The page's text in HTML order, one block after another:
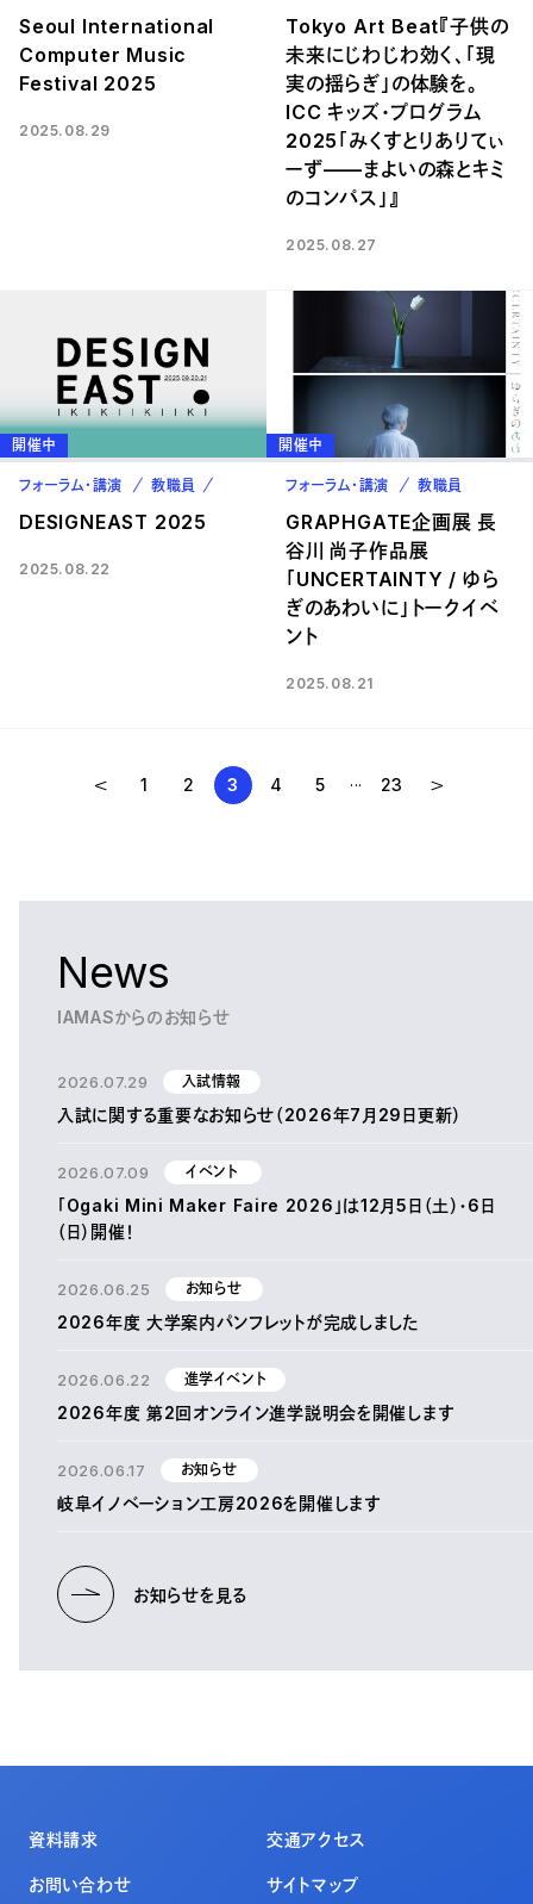
Seoul International
Computer Music
Festival 2025
2025.08.29
Tokyo Art Beat『子供の
未来にじわじわ効く、「現
実の揺らぎ」の体験を。
ICC キッズ・プログラム
2025「みくすとりありてぃ
ーず——まよいの森とキミ
のコンパス」』
2025.08.27
開催中
フォーラム・講演 教職員
DESIGNEAST 2025
2025.08.22
開催中
フォーラム・講演 教職員
GRAPHGATE企画展 長
谷川 尚子作品展
「UNCERTAINTY / ゆら
ぎのあわいに」トークイベ
ント
2025.08.21
1 2 3 4 5 ... 23
News
IAMASからのお知らせ
2026.07.29 入試情報
入試に関する重要なお知らせ（2026年7月29日更新）
2026.07.09 イベント
「Ogaki Mini Maker Faire 2026」は12月5日（土）・6日
（日）開催！
2026.06.25 お知らせ
2026年度 大学案内パンフレットが完成しました
2026.06.22 進学イベント
2026年度 第2回オンライン進学説明会を開催します
2026.06.17 お知らせ
岐阜イノベーション工房2026を開催します
お知らせを見る
資料請求 交通アクセス
お問い合わせ サイトマップ